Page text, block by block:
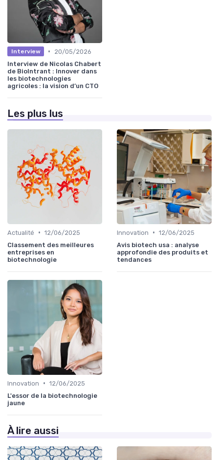
Interview •
20/05/2026
Interview de Nicolas Chabert
de BioIntrant : Innover dans
les biotechnologies
agricoles : la vision d’un CTO
Les plus lus
Actualité • 12/06/2025
Classement des meilleures
entreprises en
biotechnologie
Innovation • 12/06/2025
Avis biotech usa : analyse
approfondie des produits et
tendances
Innovation • 12/06/2025
L'essor de la biotechnologie
jaune
À lire aussi